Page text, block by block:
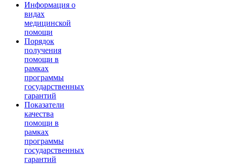
Информация о
видах
медицинской
помощи
Порядок
получения
помощи в
рамках
программы
государственных
гарантий
Показатели
качества
помощи в
рамках
программы
государственных
гарантий